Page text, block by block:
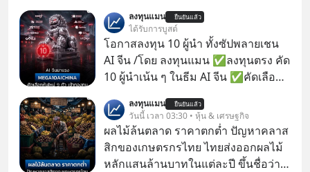
แม่น้ำเจ้าพระยา” นับเป็นคลื่นการลงทุน
ลูกที่ 2 ในการพัฒนาการท่องเที่ยว 2 ฝั่ง
แม่น้ำเจ้าพระยา ต่อจาก “ไอคอนสยาม
โมเดล” ภายใต้ 3 พันธมิตรร่วมทุน
บริษัท สยามพิวรรธน์ จำกัด, แมกโนเลีย
ควอลิตี้ ดีเวล็อปเม้นต์ คอร์ปอเรชั่น และ
เครือเจริญโภคภัณฑ์
ลงทุนแมน ยืนยันแล้ว
ได้รับการบูสต์
โอกาสลงทุน 10 ผู้นำ ทั้งซัปพลายเชน
AI จีน /โดย ลงทุนแมน ✅ลงทุนตรง คัด
10 ผู้นำเน้น ๆ ในธีม AI จีน ✅คัดเลือก
เจ้าของผู้นำ AI จีน ตั้งแต่โรงงานผลิตชิป
หน่วยความจำ โมเดล AI ยันหุ่นยนต์
✅ได้การรับยกเว้นภาษี Capital Gain
ตามกฎหมายภาษีของประเทศไทย
ลงทุนแมน ยืนยันแล้ว
วันนี้ เวลา 03:30 • หุ้น & เศรษฐกิจ
ผลไม้ล้นตลาด ราคาตกต่ำ ปัญหาคลาส
สิกของเกษตรกรไทย ไทยส่งออกผลไม้
หลักแสนล้านบาทในแต่ละปี ขึ้นชื่อว่า